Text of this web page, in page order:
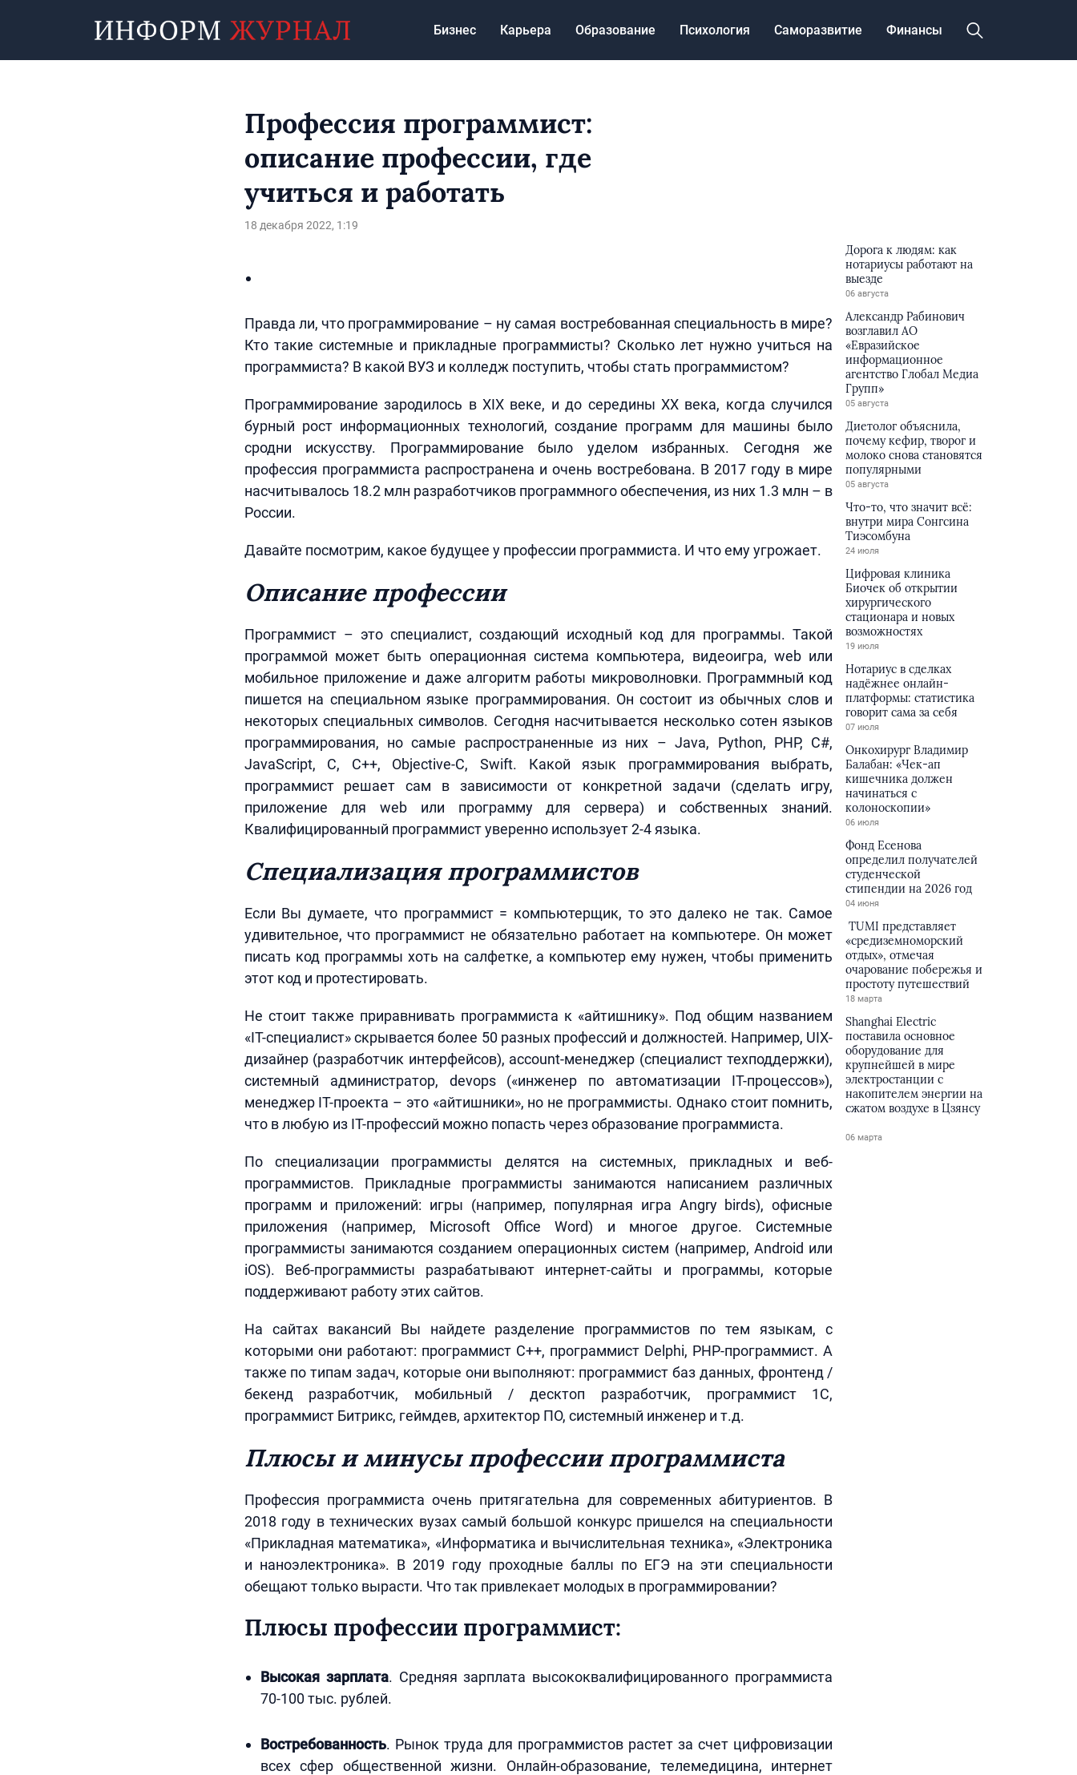
Бизнес Карьера Образование Психология Саморазвитие Финансы
Профессия программист:
описание профессии, где
учиться и работать
18 декабря 2022, 1:19
Правда ли, что программирование – ну самая востребованная специальность в мире?
Кто такие системные и прикладные программисты? Сколько лет нужно учиться на
программиста? В какой ВУЗ и колледж поступить, чтобы стать программистом?
Программирование зародилось в XIX веке, и до середины XX века, когда случился
бурный рост информационных технологий, создание программ для машины было
сродни искусству. Программирование было уделом избранных. Сегодня же
профессия программиста распространена и очень востребована. В 2017 году в мире
насчитывалось 18.2 млн разработчиков программного обеспечения, из них 1.3 млн – в
России.
Давайте посмотрим, какое будущее у профессии программиста. И что ему угрожает.
Описание профессии
Программист – это специалист, создающий исходный код для программы. Такой
программой может быть операционная система компьютера, видеоигра, web или
мобильное приложение и даже алгоритм работы микроволновки. Программный код
пишется на специальном языке программирования. Он состоит из обычных слов и
некоторых специальных символов. Сегодня насчитывается несколько сотен языков
программирования, но самые распространенные из них – Java, Python, PHP, C#,
JavaScript, C, С++, Objective-C, Swift. Какой язык программирования выбрать,
программист решает сам в зависимости от конкретной задачи (сделать игру,
приложение для web или программу для сервера) и собственных знаний.
Квалифицированный программист уверенно использует 2-4 языка.
Специализация программистов
Если Вы думаете, что программист = компьютерщик, то это далеко не так. Самое
удивительное, что программист не обязательно работает на компьютере. Он может
писать код программы хоть на салфетке, а компьютер ему нужен, чтобы применить
этот код и протестировать.
Не стоит также приравнивать программиста к «айтишнику». Под общим названием
«IT-специалист» скрывается более 50 разных профессий и должностей. Например, UIX-
дизайнер (разработчик интерфейсов), account-менеджер (специалист техподдержки),
системный администратор, devops («инженер по автоматизации IT-процессов»),
менеджер IT-проекта – это «айтишники», но не программисты. Однако стоит помнить,
что в любую из IT-профессий можно попасть через образование программиста.
По специализации программисты делятся на системных, прикладных и веб-
программистов. Прикладные программисты занимаются написанием различных
программ и приложений: игры (например, популярная игра Angry birds), офисные
приложения (например, Microsoft Office Word) и многое другое. Системные
программисты занимаются созданием операционных систем (например, Android или
iOS). Веб-программисты разрабатывают интернет-сайты и программы, которые
поддерживают работу этих сайтов.
На сайтах вакансий Вы найдете разделение программистов по тем языкам, с
которыми они работают: программист C++, программист Delphi, PHP-программист. А
также по типам задач, которые они выполняют: программист баз данных, фронтенд /
бекенд разработчик, мобильный / десктоп разработчик, программист 1С,
программист Битрикс, геймдев, архитектор ПО, системный инженер и т.д.
Плюсы и минусы профессии программиста
Профессия программиста очень притягательна для современных абитуриентов. В
2018 году в технических вузах самый большой конкурс пришелся на специальности
«Прикладная математика», «Информатика и вычислительная техника», «Электроника
и наноэлектроника». В 2019 году проходные баллы по ЕГЭ на эти специальности
обещают только вырасти. Что так привлекает молодых в программировании?
Плюсы профессии программист:
Высокая зарплата. Средняя зарплата высококвалифицированного программиста
70-100 тыс. рублей.
Востребованность. Рынок труда для программистов растет за счет цифровизации
всех сфер общественной жизни. Онлайн-образование, телемедицина, интернет
Дорога к людям: как
нотариусы работают на
выезде
06 августа
Александр Рабинович
возглавил АО
«Евразийское
информационное
агентство Глобал Медиа
Групп»
05 августа
Диетолог объяснила,
почему кефир, творог и
молоко снова становятся
популярными
05 августа
Что-то, что значит всё:
внутри мира Сонгсина
Тиэсомбуна
24 июля
Цифровая клиника
Биочек об открытии
хирургического
стационара и новых
возможностях
19 июля
Нотариус в сделках
надёжнее онлайн-
платформы: статистика
говорит сама за себя
07 июля
Онкохирург Владимир
Балабан: «Чек-ап
кишечника должен
начинаться с
колоноскопии»
06 июля
Фонд Есенова
определил получателей
студенческой
стипендии на 2026 год
04 июня
TUMI представляет
«средиземноморский
отдых», отмечая
очарование побережья и
простоту путешествий
18 марта
Shanghai Electric
поставила основное
оборудование для
крупнейшей в мире
электростанции с
накопителем энергии на
сжатом воздухе в Цзянсу
06 марта